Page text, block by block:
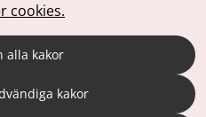
cookies.
alla kakor
kakor